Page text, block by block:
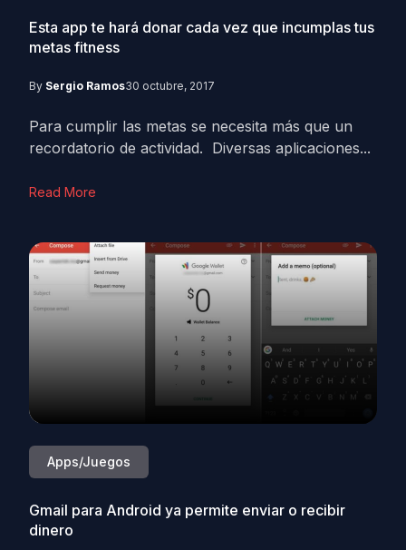
Esta app te hará donar cada vez que incumplas tus
metas fitness
By Sergio Ramos30 octubre, 2017
Para cumplir las metas se necesita más que un
recordatorio de actividad. Diversas aplicaciones...
Read More
Apps/Juegos
Gmail para Android ya permite enviar o recibir
dinero